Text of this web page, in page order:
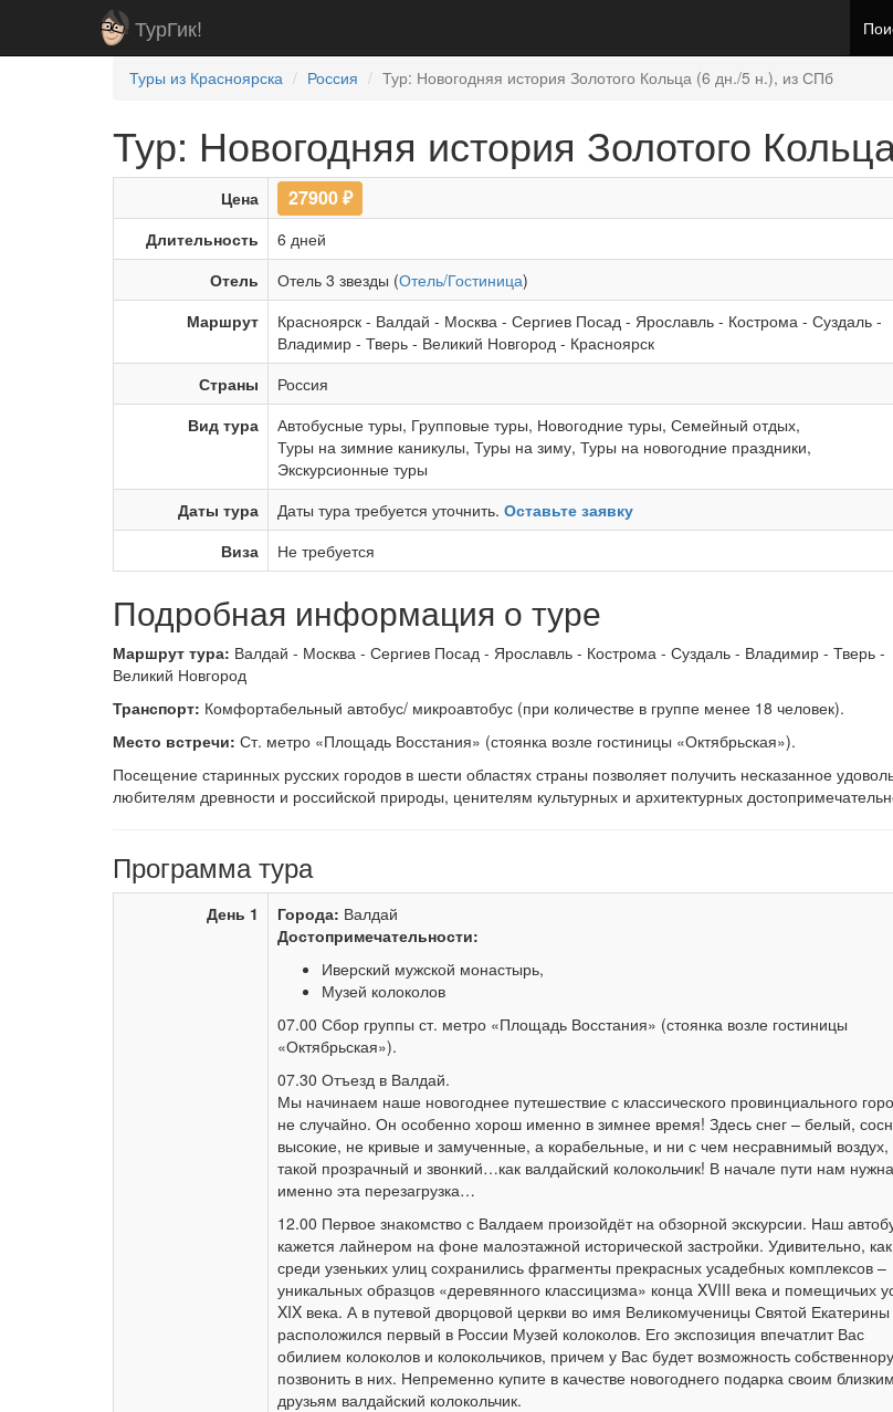
ТурГик!
Туры из Красноярска Россия Тур: Новогодняя история Золотого Кольца (6 дн./5 н.), из СПб
Тур: Новогодняя история Золотого
Цена 27900₽
Длительность
6 дней
Отель
Отель 3 звезды (Отель/Гостиница)
Маршрут
Красноярск - Валдай - Москва - Сергиев Посад - Ярославль - Кострома - Суздаль -
Владимир - Тверь - Великий Новгород - Красноярск
Страны
Россия
Вид тура
Автобусные туры, Групповые туры, Новогодние туры, Семейный отдых,
Туры на зимние каникулы, Туры на зиму, Туры на новогодние праздники,
Экскурсионные туры
Даты тура
Даты тура требуется уточнить. Оставьте заявку
Виза
Не требуется
Подробная информация о туре
Маршрут тура: Валдай - Москва - Сергиев Посад - Ярославль - Кострома - Суздаль - Владимир - Тверь -
Великий Новгород
Транспорт: Комфортабельный автобус/ микроавтобус (при количестве в группе менее 18 человек).
Место встречи: Ст. метро «Площадь Восстания» (стоянка возле гостиницы «Октябрьская»).
Посещение старинных русских городов в шести областях страны позволяет получить несказанное
любителям древности и российской природы, ценителям культурных и архитектурных
Программа тура
День 1 Города: Валдай
Достопримечательности:
Иверский мужской монастырь,
Музей колоколов
07.00 Сбор группы ст. метро «Площадь Восстания» (стоянка возле гостиницы
«Октябрьская»).
07.30 Отъезд в Валдай.
Мы начинаем наше новогоднее путешествие с классического провинциального
не случайно. Он особенно хорош именно в зимнее время! Здесь снег – белый,
высокие, не кривые и замученные, а корабельные, и ни с чем несравнимый воздух,
такой прозрачный и звонкий…как валдайский колокольчик! В начале пути нам нужна
именно эта перезагрузка…
12.00 Первое знакомство с Валдаем произойдёт на обзорной экскурсии. Наш
кажется лайнером на фоне малоэтажной исторической застройки. Удивительно, как
среди узеньких улиц сохранились фрагменты прекрасных усадебных комплексов –
уникальных образцов «деревянного классицизма» конца XVIII века и помещичьих
XIX века. А в путевой дворцовой церкви во имя Великомученицы Святой Екатерины
расположился первый в России Музей колоколов. Его экспозиция впечатлит Вас
обилием колоколов и колокольчиков, причем у Вас будет возможность
позвонить в них. Непременно купите в качестве новогоднего подарка своим
друзьям валдайский колокольчик.